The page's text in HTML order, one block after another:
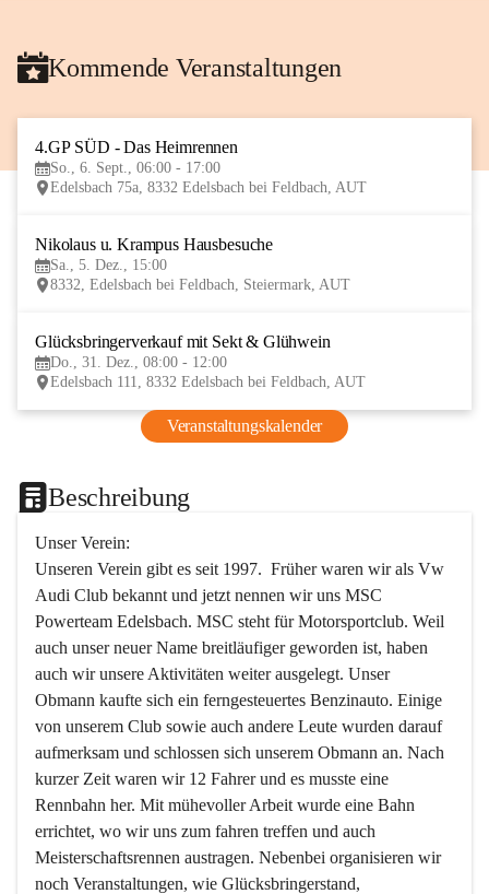
Kommende Veranstaltungen
4.GP SÜD - Das Heimrennen
So., 6. Sept., 06:00 - 17:00
Edelsbach 75a, 8332 Edelsbach bei Feldbach, AUT
Nikolaus u. Krampus Hausbesuche
Sa., 5. Dez., 15:00
8332, Edelsbach bei Feldbach, Steiermark, AUT
Glücksbringerverkauf mit Sekt & Glühwein
Do., 31. Dez., 08:00 - 12:00
Edelsbach 111, 8332 Edelsbach bei Feldbach, AUT
Veranstaltungskalender
Beschreibung
Unser Verein:
Unseren Verein gibt es seit 1997.  Früher waren wir als Vw
Audi Club bekannt und jetzt nennen wir uns MSC
Powerteam Edelsbach. MSC steht für Motorsportclub. Weil
auch unser neuer Name breitläufiger geworden ist, haben
auch wir unsere Aktivitäten weiter ausgelegt. Unser
Obmann kaufte sich ein ferngesteuertes Benzinauto. Einige
von unserem Club sowie auch andere Leute wurden darauf
aufmerksam und schlossen sich unserem Obmann an. Nach
kurzer Zeit waren wir 12 Fahrer und es musste eine
Rennbahn her. Mit mühevoller Arbeit wurde eine Bahn
errichtet, wo wir uns zum fahren treffen und auch
Meisterschaftsrennen austragen. Nebenbei organisieren wir
noch Veranstaltungen, wie Glücksbringerstand,